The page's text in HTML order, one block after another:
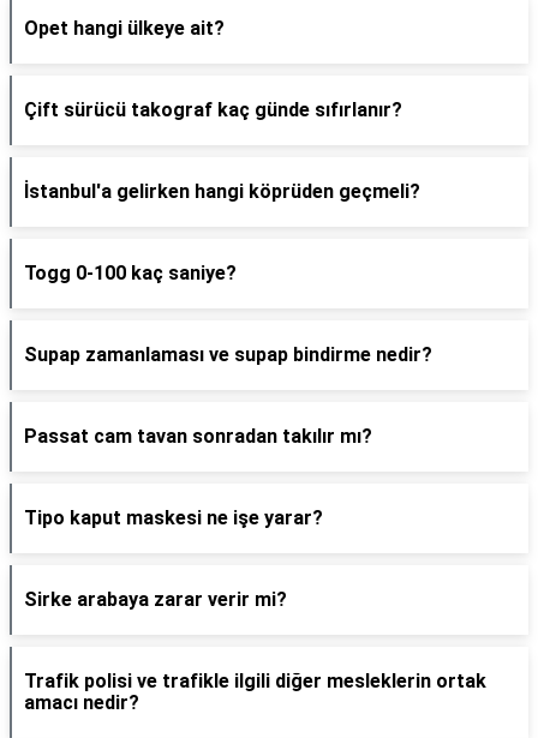
Opet hangi ülkeye ait?
Çift sürücü takograf kaç günde sıfırlanır?
İstanbul'a gelirken hangi köprüden geçmeli?
Togg 0-100 kaç saniye?
Supap zamanlaması ve supap bindirme nedir?
Passat cam tavan sonradan takılır mı?
Tipo kaput maskesi ne işe yarar?
Sirke arabaya zarar verir mi?
Trafik polisi ve trafikle ilgili diğer mesleklerin ortak
amacı nedir?